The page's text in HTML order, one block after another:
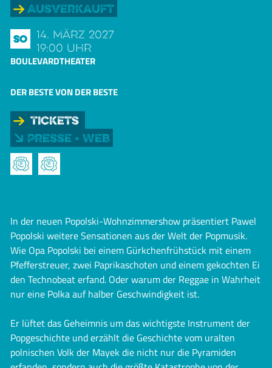
Ausverkauft
So
14. März 2027
19:00 Uhr
BOULEVARDTHEATER
DER BESTE VON DER BESTE
Tickets
Presse • Web
In der neuen Popolski-Wohnzimmershow präsentiert Pawel
Popolski weitere Sensationen aus der Welt der Popmusik.
Wie Opa Popolski bei einem Gürkchenfrühstück mit einem
Pfefferstreuer, zwei Paprikaschoten und einem gekochten Ei
den Technobeat erfand. Oder warum der Reggae in Wahrheit
nur eine Polka auf halber Geschwindigkeit ist.
Er lüftet das Geheimnis um das wichtigste Instrument der
Popgeschichte und erzählt die Geschichte vom uralten
polnischen Volk der Mayek die nicht nur die Pyramiden